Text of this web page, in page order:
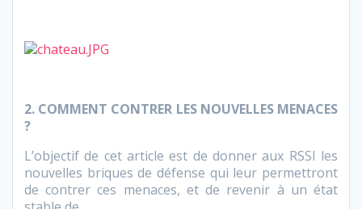
2. COMMENT CONTRER LES NOUVELLES MENACES
?
L’objectif de cet article est de donner aux RSSI les
nouvelles briques de défense qui leur permettront
de contrer ces menaces, et de revenir à un état